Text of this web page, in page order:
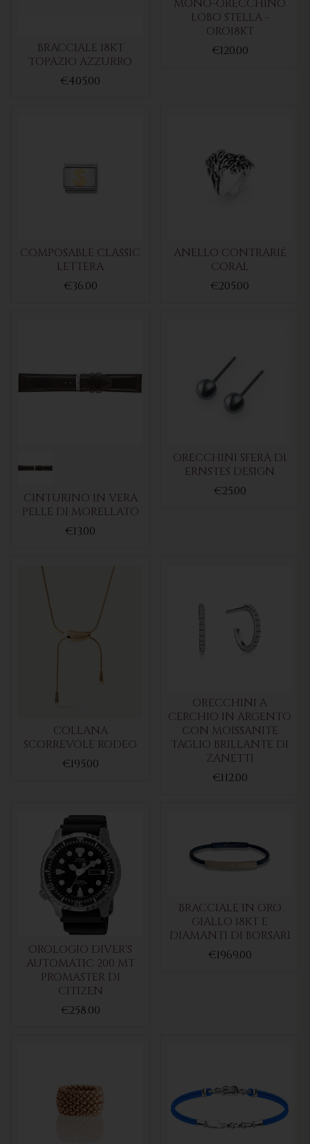
BRACCIALE 18KT
TOPAZIO AZZURRO
€405.00
MONO-ORECCHINO
LOBO STELLA -
ORO18KT
€120.00
COMPOSABLE CLASSIC
LETTERA
€36.00
ANELLO CONTRARIé
CORAL
€205.00
CINTURINO IN VERA
PELLE DI MORELLATO
€13.00
ORECCHINI SFERA DI
ERNSTES DESIGN
€25.00
COLLANA
SCORREVOLE RODEO
€195.00
ORECCHINI A
CERCHIO IN ARGENTO
CON MOISSANITE
TAGLIO BRILLANTE DI
ZANETTI
€112.00
OROLOGIO DIVER'S
AUTOMATIC 200 MT
PROMASTER DI
CITIZEN
€258.00
BRACCIALE IN ORO
GIALLO 18KT E
DIAMANTI DI BORSARI
€1969.00